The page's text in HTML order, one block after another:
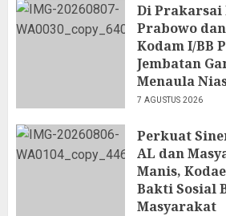
Di Prakarsai
Prabowo
Kodam I/BB
Jembatan
Menaula
7 AGUSTUS 2026
Perkuat
AL dan
Manis,
Bakti Sosial
Masyarakat